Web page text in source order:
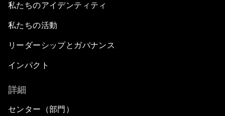
私たちのアイデンティティ
私たちの活動
リーダーシップとガバナンス
インパクト
詳細
センター（部門）